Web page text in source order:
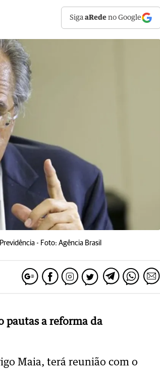
SigaaRede no Google
- Foto: Agência Brasil
pautas a reforma da
Maia, terá reunião com o